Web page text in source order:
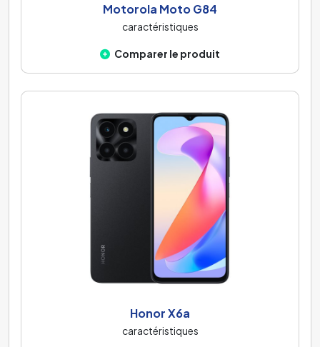
Motorola Moto G84
caractéristiques
Comparer le produit
Honor X6a
caractéristiques